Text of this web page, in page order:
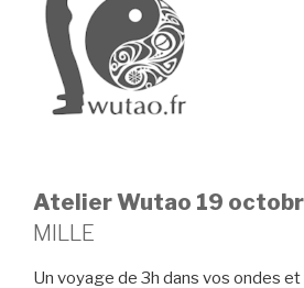
Atelier Wutao 19
MILLE
Un voyage de 3h dans vos ondes